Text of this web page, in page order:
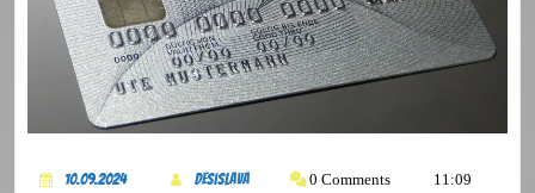
10.09.2024 DesiSlava
DesiSlava
0 Comments 11:09